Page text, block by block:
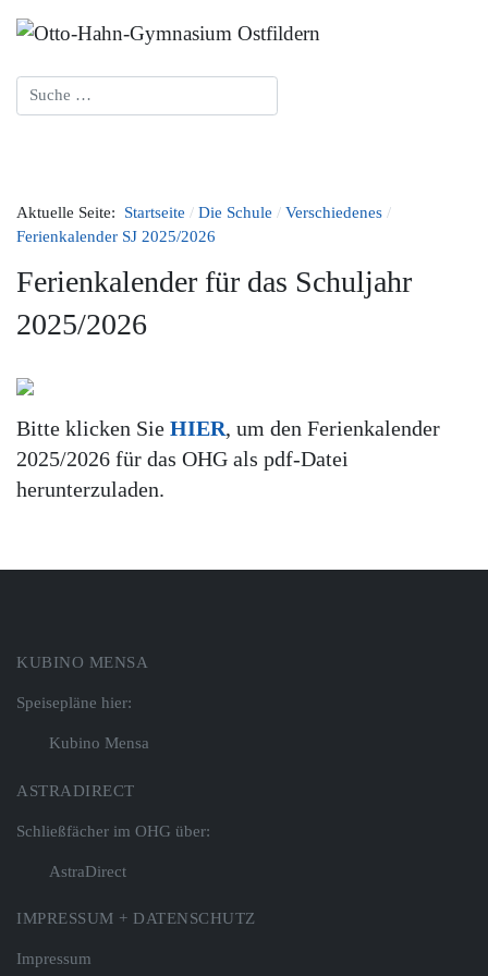
Suchen
Aktuelle Seite: Startseite Die Schule
Verschiedenes
Ferienkalender SJ 2025/2026
Ferienkalender für das Schuljahr
2025/2026
Bitte klicken Sie HIER, um den Ferienkalender
2025/2026 für das OHG als pdf-Datei
herunterzuladen.
KUBINO MENSA
Speisepläne hier:
Kubino Mensa
ASTRADIRECT
Schließfächer im OHG über:
AstraDirect
IMPRESSUM + DATENSCHUTZ
Impressum